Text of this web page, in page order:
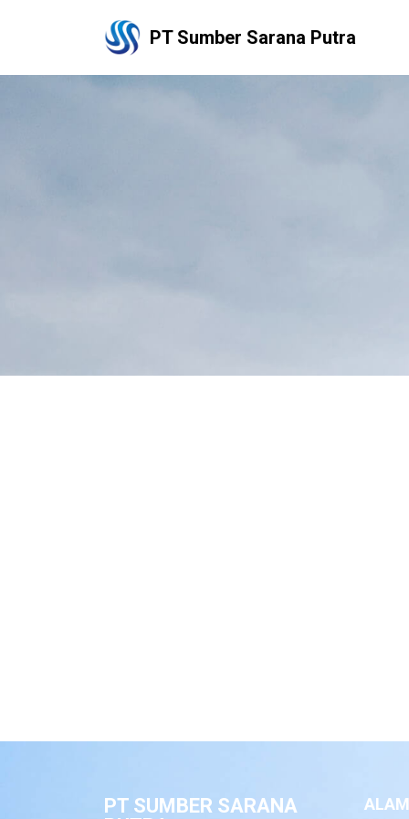
PT Sumber Sarana Putra
PT SUMBER SARANA